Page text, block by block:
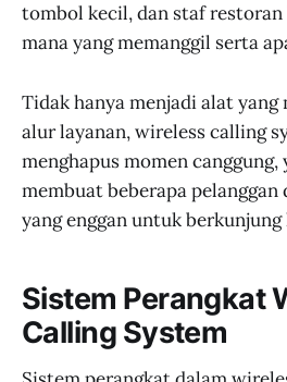
tombol kecil, dan staf restoran
mana yang memanggil serta
Tidak hanya menjadi alat yang
alur layanan, wireless calling
menghapus momen canggung,
membuat beberapa pelanggan
yang enggan untuk
Sistem Perangkat
Calling System